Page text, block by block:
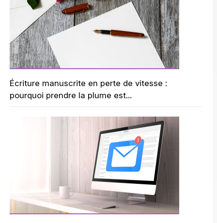
Écriture manuscrite en perte de vitesse :
pourquoi prendre la plume est...